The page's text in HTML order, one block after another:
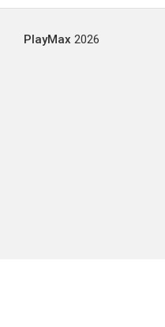
PlayMax 2026